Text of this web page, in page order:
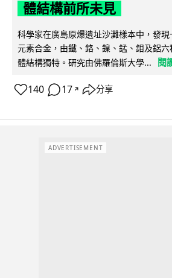
體結構前所未見
科學家在廣島原爆遺址沙灘樣本中，發
元素合金，由鐵、鉻、鎳、錳、鉬及鋁
體結構獨特。研究由佛羅倫斯大學...
閱
140 17 ↗ 分享
ADVERTISEMENT